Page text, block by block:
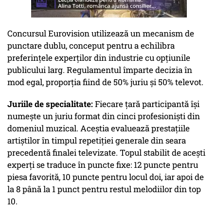
Concursul Eurovision utilizează un mecanism de
punctare dublu, conceput pentru a echilibra
preferințele experților din industrie cu opțiunile
publicului larg. Regulamentul împarte decizia în
mod egal, proporția fiind de 50% juriu și 50% televot.
Juriile de specialitate:Fiecare țară participantă își
numește un juriu format din cinci profesioniști din
domeniul muzical. Aceștia evaluează prestațiile
artiștilor în timpul repetiției generale din seara
precedentă finalei televizate. Topul stabilit de acești
experți se traduce în puncte fixe: 12 puncte pentru
piesa favorită, 10 puncte pentru locul doi, iar apoi de
la 8 până la 1 punct pentru restul melodiilor din top
10.